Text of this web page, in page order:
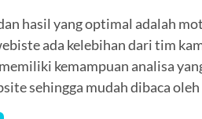
hasil yang optimal adalah
ada kelebihan dari tim
kemampuan analisa
sehingga mudah dibaca oleh